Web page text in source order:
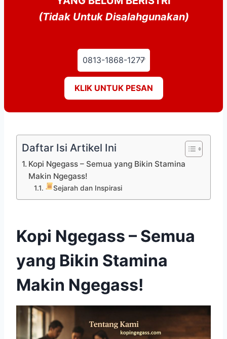
(Tidak Untuk Disalahgunakan)
KLIK UNTUK PESAN
Daftar Isi Artikel Ini
Kopi Ngegass – Semua yang Bikin Stamina
Makin Ngegass!
Sejarah dan Inspirasi
Kopi Ngegass – Semua
yang Bikin Stamina
Makin Ngegass!